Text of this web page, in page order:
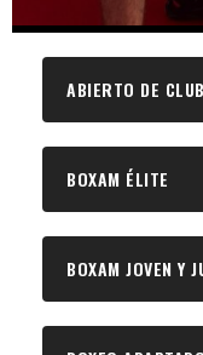
ABIERTO DE
BOXAM ÉLITE
BOXAM JOVEN Y